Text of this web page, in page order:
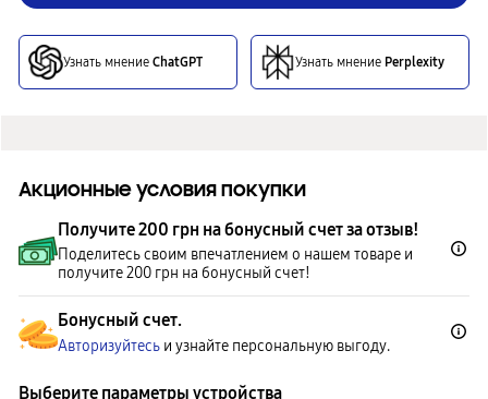
Узнать мнение ChatGPT Узнать мнение Perplexity
Акционные условия покупки
Получите 200 грн на бонусный счет за отзыв!
Поделитесь своим впечатлением о нашем товаре и
получите 200 грн на бонусный счет!
Бонусный счет.
Авторизуйтесь и узнайте персональную выгоду.
Выберите параметры устройства